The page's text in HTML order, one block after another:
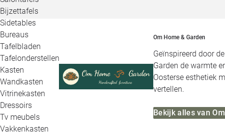
Bijzettafels
Sidetables
Bureaus
Tafelbladen
Tafelonderstellen
Kasten
Wandkasten
Vitrinekasten
Dressoirs
Tv meubels
Vakkenkasten
Om Home & Garden
Geïnspireerd door
Garden de warmte
Oosterse esthetiek
vertellen.
Bekijk alles van